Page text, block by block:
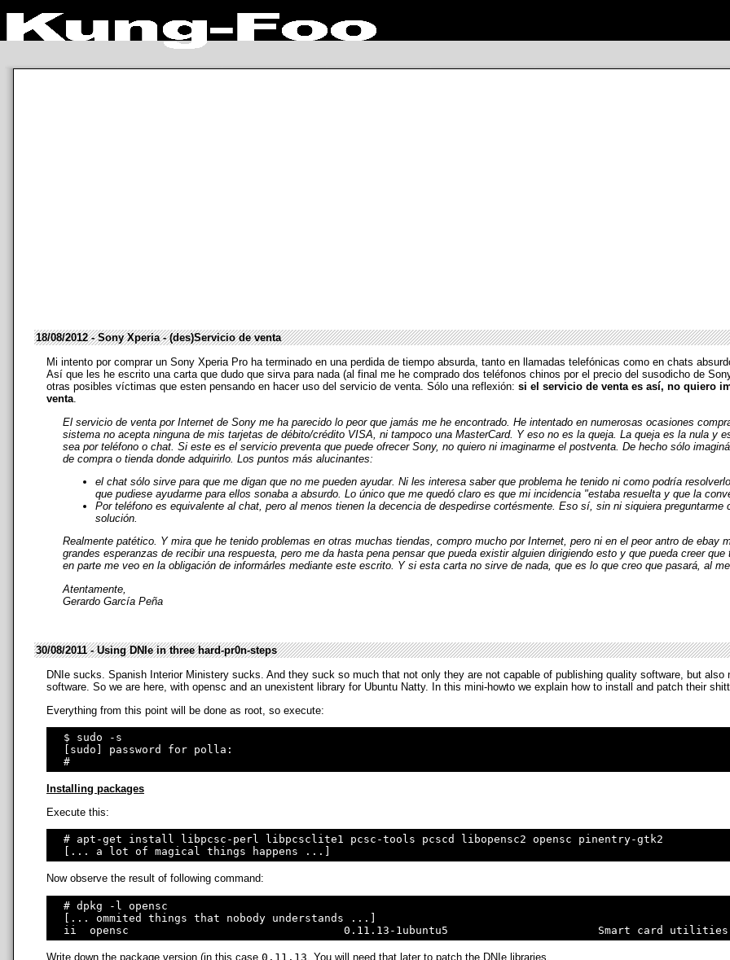
18/08/2012 - Sony Xperia - (des)Servicio de venta
Mi intento por comprar un Sony Xperia Pro ha terminado en una perdida de tiempo absurda, tanto en llamadas telefónicas como en chats
Así que les he escrito una carta que dudo que sirva para nada (al final me he comprado dos teléfonos chinos por el precio del susodicho de
otras posibles víctimas que esten pensando en hacer uso del servicio de venta. Sólo una reflexión: si el servicio de venta es así, no quiero
venta.
El servicio de venta por Internet de Sony me ha parecido lo peor que jamás me he encontrado. He intentado en numerosas ocasiones
sistema no acepta ninguna de mis tarjetas de débito/crédito VISA, ni tampoco una MasterCard. Y eso no es la queja. La queja es la nula y
sea por teléfono o chat. Si este es el servicio preventa que puede ofrecer Sony, no quiero ni imaginarme el postventa. De hecho sólo
de compra o tienda donde adquirirlo. Los puntos más alucinantes:
el chat sólo sirve para que me digan que no me pueden ayudar. Ni les interesa saber que problema he tenido ni como podría
que pudiese ayudarme para ellos sonaba a absurdo. Lo único que me quedó claro es que mi incidencia "estaba resuelta y que la
Por teléfono es equivalente al chat, pero al menos tienen la decencia de despedirse cortésmente. Eso sí, sin ni siquiera preguntarme
solución.
Realmente patético. Y mira que he tenido problemas en otras muchas tiendas, compro mucho por Internet, pero ni en el peor antro de ebay
grandes esperanzas de recibir una respuesta, pero me da hasta pena pensar que pueda existir alguien dirigiendo esto y que pueda creer
en parte me veo en la obligación de informárles mediante este escrito. Y si esta carta no sirve de nada, que es lo que creo que pasará, al
Atentamente,
Gerardo García Peña
30/08/2011 - Using DNIe in three hard-pr0n-steps
DNIe sucks. Spanish Interior Ministery sucks. And they suck so much that not only they are not capable of publishing quality software, but
software. So we are here, with opensc and an unexistent library for Ubuntu Natty. In this mini-howto we explain how to install and patch their
Everything from this point will be done as root, so execute:
  $ sudo -s
  [sudo] password for polla:
Installing packages
Execute this:
  # apt-get install libpcsc-perl libpcsclite1 pcsc-tools pcscd libopensc2 opensc pinentry-gtk2
Now observe the result of following command:
  # dpkg -l opensc
  [... ommited things that nobody understands ...]
Write down the package version (in this case 0.11.13 . You will need that later to patch the DNIe libraries.